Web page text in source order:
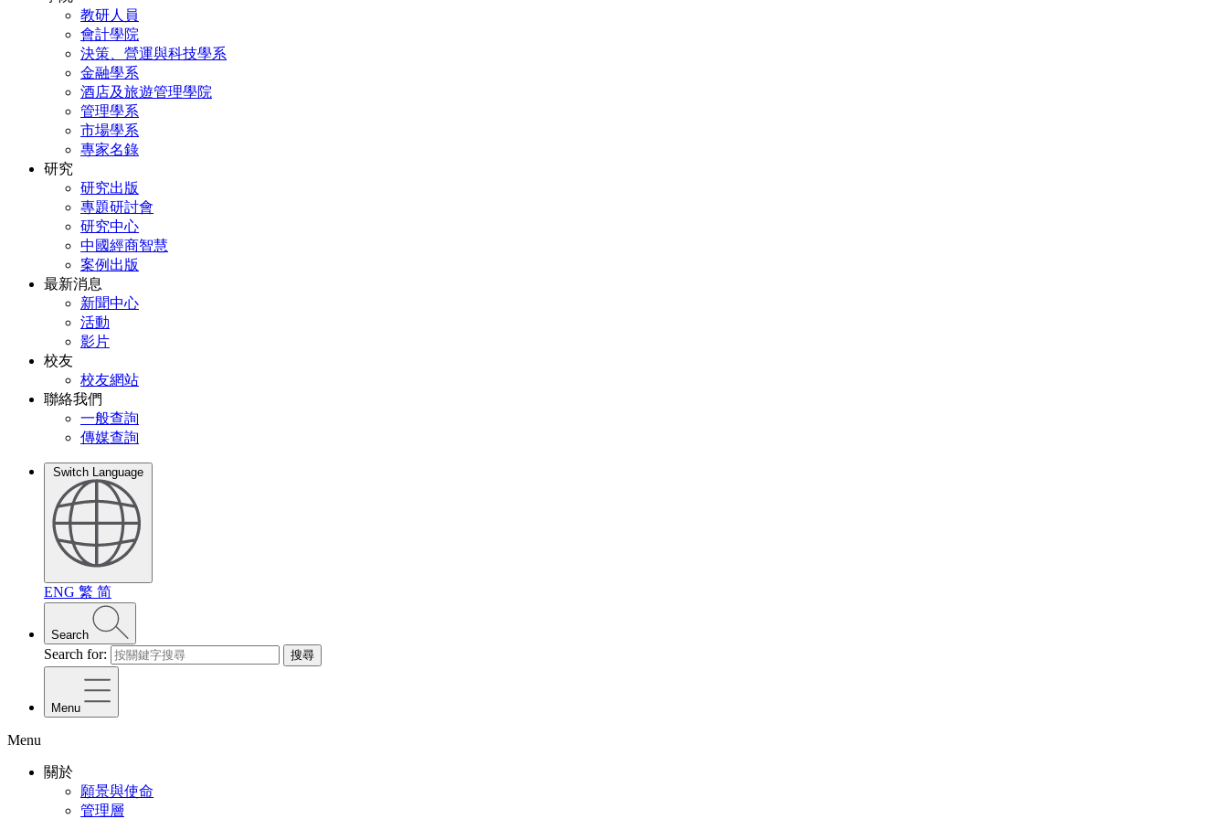
教研人員
會計學院
決策、營運與科技學系
金融學系
酒店及旅遊管理學院
管理學系
市場學系
專家名錄
研究
研究出版
專題研討會
研究中心
中國經商智慧
案例出版
最新消息
新聞中心
活動
影片
校友
校友網站
聯絡我們
一般查詢
傳媒查詢
Switch Language
ENG 繁 简
Search
Search for: 搜尋
Menu
Menu
關於
願景與使命
管理層